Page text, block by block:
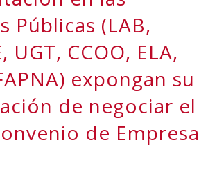
Públicas (LAB,
UGT, CCOO, ELA,
expongan su
de negociar el
de Empresa